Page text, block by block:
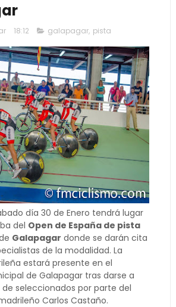
18:12 galapagar, pista
día 30 de Enero tendrá lugar
del Open de España de pista
Galapagar donde se darán cita
de la modalidad. La
estará presente en el
de Galapagar tras darse a
seleccionados por parte del
Carlos Castaño.